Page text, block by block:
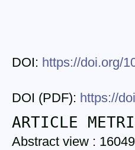
DOI: https://doi.org/
DOI (PDF): https://
ARTICLE
Abstract view :